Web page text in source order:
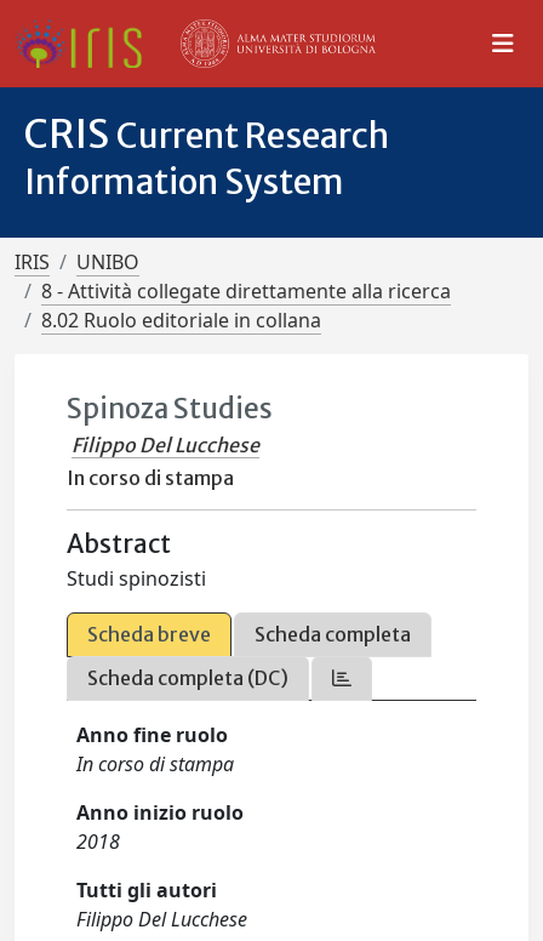
CRIS Current Research
Information System
IRIS
UNIBO
8 - Attività collegate direttamente alla ricerca
8.02 Ruolo editoriale in collana
Spinoza Studies
Filippo Del Lucchese
In corso di stampa
Abstract
Studi spinozisti
Scheda breve
Scheda completa
Scheda completa (DC)
Anno fine ruolo
In corso di stampa
Anno inizio ruolo
2018
Tutti gli autori
Filippo Del Lucchese